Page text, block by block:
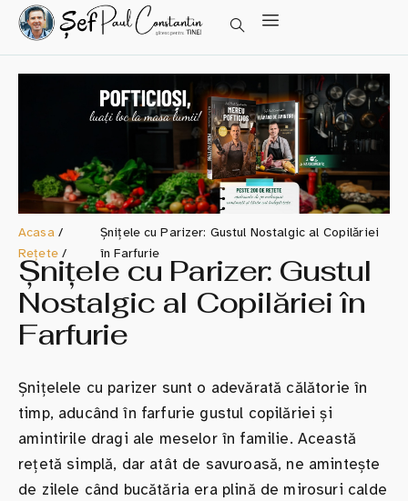
Acasa/
Rețete/
Șnițele cu Parizer: Gustul Nostalgic al Copilăriei
în Farfurie
Șnițele cu Parizer: Gustul
Nostalgic al Copilăriei în
Farfurie
Șnițelele cu parizer sunt o adevărată călătorie în
timp, aducând în farfurie gustul copilăriei și
amintirile dragi ale meselor în familie. Această
rețetă simplă, dar atât de savuroasă, ne amintește
de zilele când bucătăria era plină de mirosuri calde